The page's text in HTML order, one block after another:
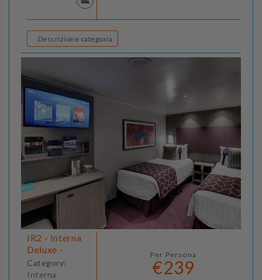
Descrizione categoria
IR2 - Interna
Deluxe -
Category:
Interna
Per Persona
€239